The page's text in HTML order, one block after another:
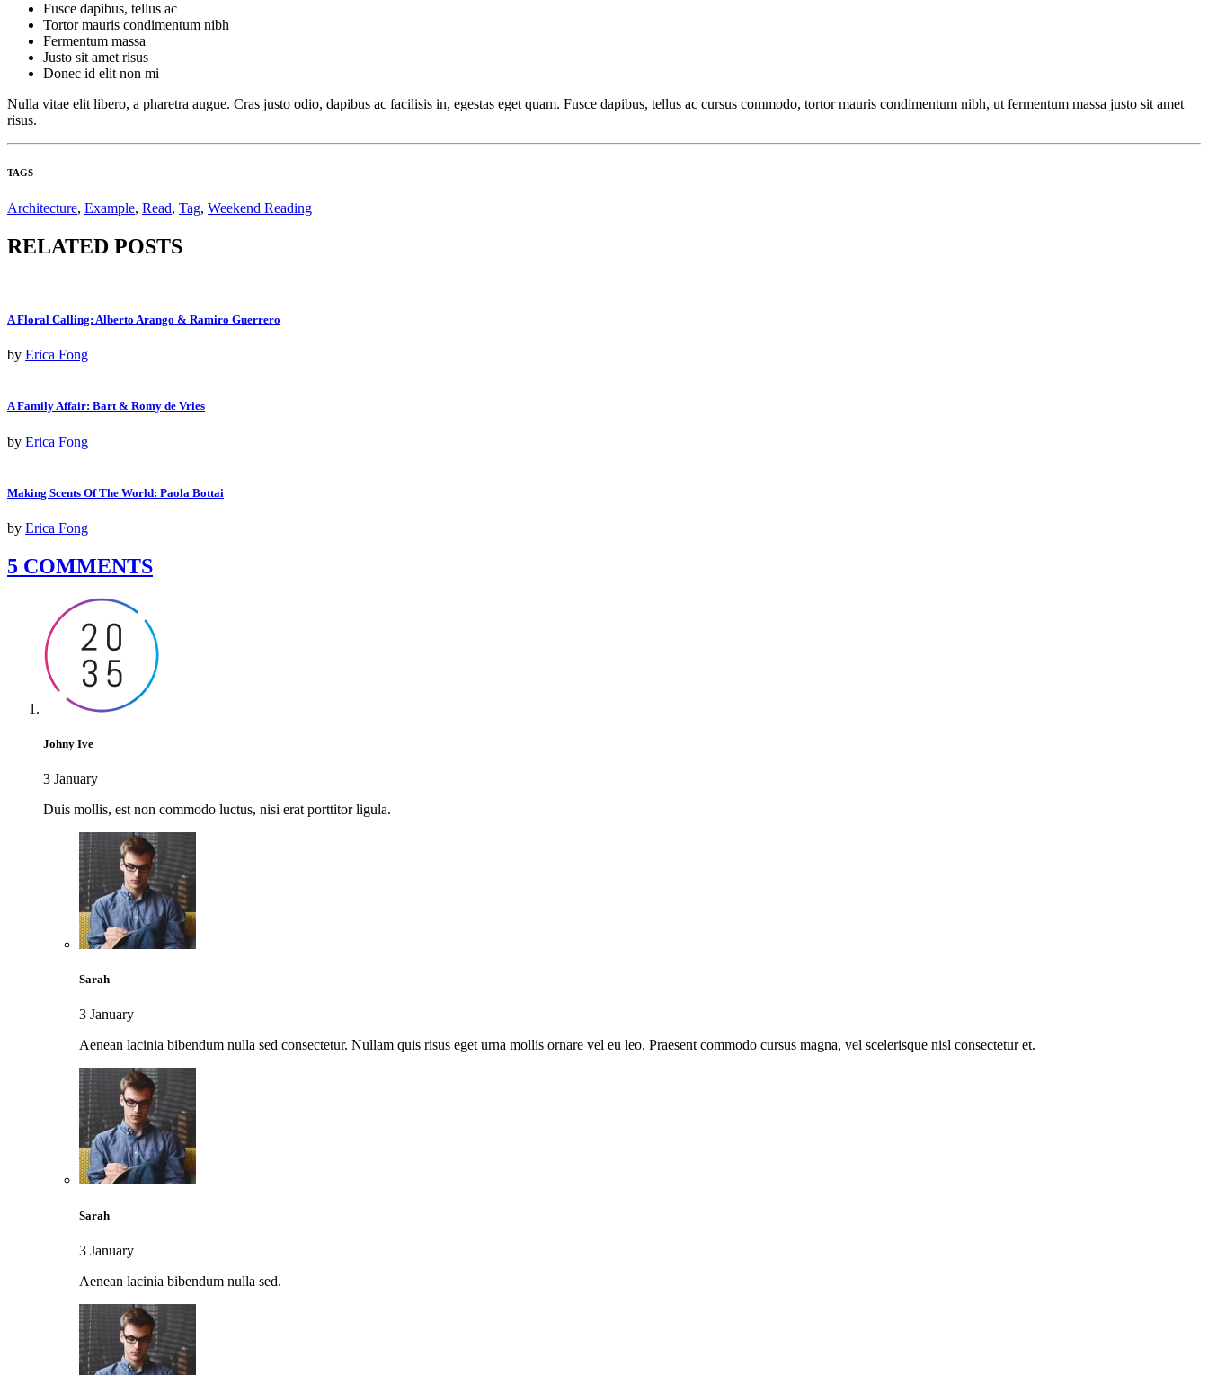
Fusce dapibus, tellus ac
Tortor mauris condimentum nibh
Fermentum massa
Justo sit amet risus
Donec id elit non mi
Nulla vitae elit libero, a pharetra augue. Cras justo odio, dapibus ac facilisis in, egestas eget quam. Fusce dapibus, tellus ac cursus commodo, tortor mauris condimentum nibh, ut fermentum massa justo sit amet
risus.
TAGS
Architecture, Example, Read, Tag, Weekend Reading
RELATED POSTS
A Floral Calling: Alberto Arango & Ramiro Guerrero
by Erica Fong
A Family Affair: Bart & Romy de Vries
by Erica Fong
Making Scents Of The World: Paola Bottai
by Erica Fong
5 COMMENTS
Johny Ive
3 January
Duis mollis, est non commodo luctus, nisi erat porttitor ligula.
Sarah
3 January
Aenean lacinia bibendum nulla sed consectetur. Nullam quis risus eget urna mollis ornare vel eu leo. Praesent commodo cursus magna, vel scelerisque nisl consectetur et.
Sarah
3 January
Aenean lacinia bibendum nulla sed.